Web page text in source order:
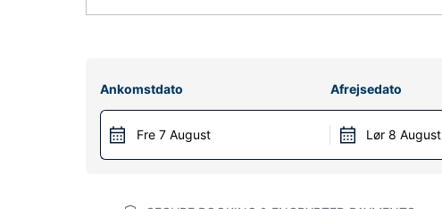
Ankomstdato
Fre 7 August
Afrejsedato
Lør 8 August